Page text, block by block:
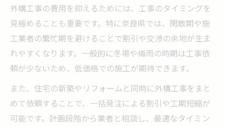
外構工事の費用を抑えるためには、工事のタイミングを
見極めることも重要です。特に奈良県では、閑散期や施
工業者の繁忙期を避けることで割引や交渉の余地が生ま
れやすくなります。一般的に冬場や梅雨の時期は工事依
頼が少ないため、低価格での施工が期待できます。
また、住宅の新築やリフォームと同時に外構工事をまと
めて依頼することで、一括発注による割引や工期短縮が
可能です。計画段階から業者と相談し、最適なタイミン